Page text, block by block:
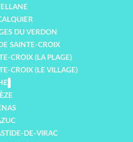
DU VERDON
SAINTE-CROIX
CROIX (LA PLAGE)
CROIX (LE VILLAGE)
DE-VIRAC